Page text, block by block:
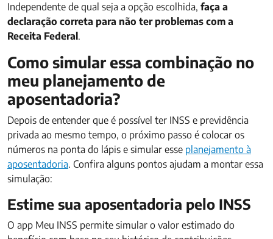
Independente de qual seja a opção escolhida, faça a
declaração correta para não ter problemas com a
Receita Federal .
Como simular essa combinação no
meu planejamento de
aposentadoria?
Depois de entender que é possível ter INSS e previdência
privada ao mesmo tempo, o próximo passo é colocar os
números na ponta do lápis e simular esse planejamento à
aposentadoria. Confira alguns pontos ajudam a montar essa
simulação:
Estime sua aposentadoria pelo INSS
O app Meu INSS permite simular o valor estimado do